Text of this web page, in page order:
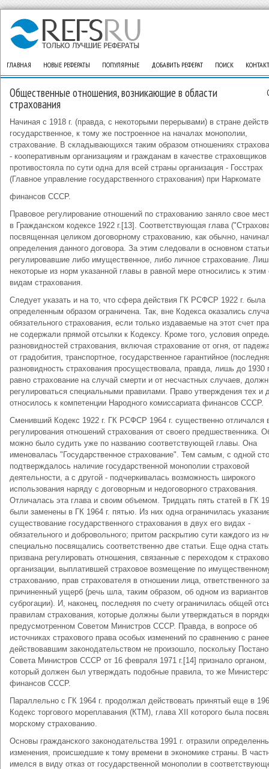
ГЛАВНАЯ НОВЫЕ РЕФЕРАТЫ ПОПУЛЯРНЫЕ ДОБАВИТЬ РЕФЕРАТ ПОИСК
Общественные отношения, возникающие в области
страхования
Начиная с 1918 г. (правда, с некоторыми перерывами) в стране
государственное, к тому же построенное на началах монополии,
страхование. В складывающихся таким образом отношениях
- кооперативным организациям и гражданам в качестве страховщиков
противостояла по сути одна для всей страны организация - Госстрах
(Главное управление государственного страхования) при Наркомате
финансов СССР.
Правовое регулирование отношений по страхованию заняло свое
в Гражданском кодексе 1922 г.[13]. Соответствующая глава
посвященная целиком договорному страхованию, как обычно,
определения данного договора. За этим следовали в основном
регулировавшие либо имущественное, либо личное страхование.
некоторые из норм указанной главы в равной мере относились к этим
видам страхования.
Следует указать и на то, что сфера действия ГК РСФСР 1922 г. была
определенным образом ограничена. Так, вне Кодекса оказались
обязательного страхования, если только издаваемые на этот счет
не содержали прямой отсылки к Кодексу. Кроме того, условия
разновидностей страхования, включая страхование от огня, от
от градобития, транспортное, государственное гарантийное
разновидность страхования просуществовала, правда, лишь до 1930
равно страхование на случай смерти и от несчастных случаев,
регулироваться специальными правилами. Право утверждения тех и
относилось к компетенции Народного комиссариата финансов СССР.
Сменивший Кодекс 1922 г. ГК РСФСР 1964 г. существенно отличался
регулирования отношений страхования от своего предшественника.
можно было судить уже по названию соответствующей главы. Она
именовалась "Государственное страхование". Тем самым, с одной
подтверждалось наличие государственной монополии страховой
деятельности, а с другой - подчеркивалась возможность широкого
использования наряду с договорным и недоговорного страхования.
Отличалась эта глава и своим объемом. Тридцать пять статей в ГК
были заменены в ГК 1964 г. пятью. Из них одна ограничилась
существование государственного страхования в двух его видах -
обязательного и добровольного; притом раскрытию сути каждого из
специально посвящались соответственно две статьи. Еще одна
призвана регулировать отношения, связанные с переходом к
организации, выплатившей страховое возмещение по
страхованию, прав страхователя в отношении лица, ответственного за
причиненный ущерб (речь шла, таким образом, об одном из вариантов
суброгации). И, наконец, последняя по счету ограничилась общей
правилам страхования, которые должны были утверждаться в
предусмотренном Советом Министров СССР. Правда, в вопросе об
источниках страхового права особых изменений по сравнению с ранее
действовавшим законодательством не произошло, поскольку
Совета Министров СССР от 16 февраля 1971 г.[14] признало органом,
который должен был утверждать подобные правила, то же
финансов СССР.
Параллельно с ГК 1964 г. продолжал действовать принятый еще в
Кодекс торгового мореплавания (КТМ), глава XII которого была
морскому страхованию.
Основы гражданского законодательства 1991 г. отразили
изменения, происшедшие к тому времени в экономике страны. В
имелся в виду отказ от государственной монополии в